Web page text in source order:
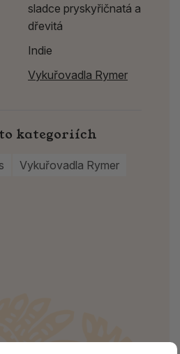
sladce pryskyřičnatá a
dřevitá
Indie
Vykuřovadla Rymer
kategoriích
Vykuřovadla Rymer